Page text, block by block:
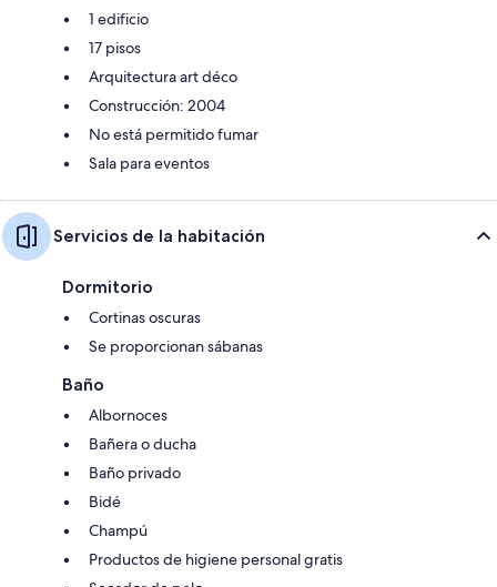
1 edificio
17 pisos
Arquitectura art déco
Construcción: 2004
No está permitido fumar
Sala para eventos
Servicios de la habitación
Dormitorio
Cortinas oscuras
Se proporcionan sábanas
Baño
Albornoces
Bañera o ducha
Baño privado
Bidé
Champú
Productos de higiene personal gratis